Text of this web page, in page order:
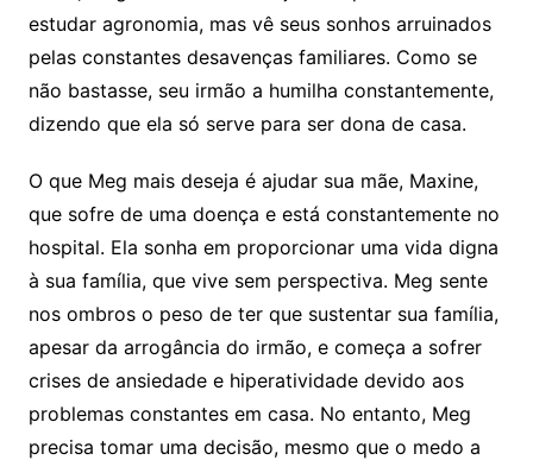
estudar agronomia, mas vê seus sonhos arruinados
pelas constantes desavenças familiares. Como se
não bastasse, seu irmão a humilha constantemente,
dizendo que ela só serve para ser dona de casa.
O que Meg mais deseja é ajudar sua mãe, Maxine,
que sofre de uma doença e está constantemente no
hospital. Ela sonha em proporcionar uma vida digna
à sua família, que vive sem perspectiva. Meg sente
nos ombros o peso de ter que sustentar sua família,
apesar da arrogância do irmão, e começa a sofrer
crises de ansiedade e hiperatividade devido aos
problemas constantes em casa. No entanto, Meg
precisa tomar uma decisão, mesmo que o medo a